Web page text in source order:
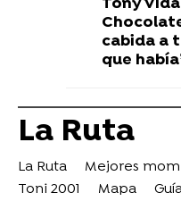
Tony
cabida a
que
La Ruta
La Ruta Mejores
Toni 2001
Mapa